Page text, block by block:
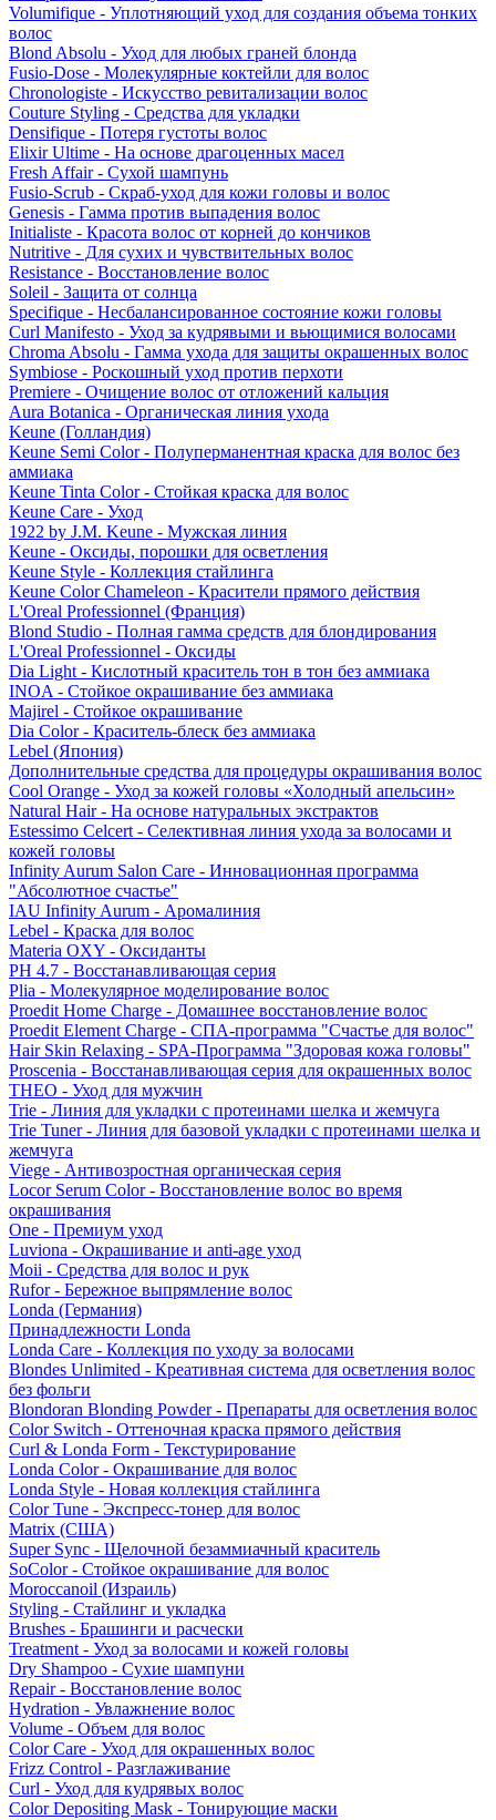
Volumifique - Уплотняющий уход для создания объема тонких
волос
Blond Absolu - Уход для любых граней блонда
Fusio-Dose - Молекулярные коктейли для волос
Chronologiste - Искусство ревитализации волос
Couture Styling - Средства для укладки
Densifique - Потеря густоты волос
Elixir Ultime - На основе драгоценных масел
Fresh Affair - Сухой шампунь
Fusio-Scrub - Скраб-уход для кожи головы и волос
Genesis - Гамма против выпадения волос
Initialiste - Красота волос от корней до кончиков
Nutritive - Для сухих и чувствительных волос
Resistance - Восстановление волос
Soleil - Защита от солнца
Specifique - Несбалансированное состояние кожи головы
Curl Manifesto - Уход за кудрявыми и вьющимися волосами
Chroma Absolu - Гамма ухода для защиты окрашенных волос
Symbiose - Роскошный уход против перхоти
Premiere - Очищение волос от отложений кальция
Aura Botanica - Органическая линия ухода
Keune (Голландия)
Keune Semi Color - Полуперманентная краска для волос без
аммиака
Keune Tinta Color - Стойкая краска для волос
Keune Care - Уход
1922 by J.M. Keune - Мужская линия
Keune - Оксиды, порошки для осветления
Keune Style - Коллекция стайлинга
Keune Color Chameleon - Красители прямого действия
L'Oreal Professionnel (Франция)
Blond Studio - Полная гамма средств для блондирования
L'Oreal Professionnel - Оксиды
Dia Light - Кислотный краситель тон в тон без аммиака
INOA - Стойкое окрашивание без аммиака
Majirel - Стойкое окрашивание
Dia Color - Краситель-блеск без аммиака
Lebel (Япония)
Дополнительные средства для процедуры окрашивания волос
Cool Orange - Уход за кожей головы «Холодный апельсин»
Natural Hair - На основе натуральных экстрактов
Estessimo Celcert - Селективная линия ухода за волосами и
кожей головы
Infinity Aurum Salon Care - Инновационная программа
"Абсолютное счастье"
IAU Infinity Aurum - Аромалиния
Lebel - Краска для волос
Materia OXY - Оксиданты
PH 4.7 - Восстанавливающая серия
Plia - Молекулярное моделирование волос
Proedit Home Charge - Домашнее восстановление волос
Proedit Element Charge - СПА-программа "Счастье для волос"
Hair Skin Relaxing - SPA-Программа "Здоровая кожа головы"
Proscenia - Восстанавливающая серия для окрашенных волос
THEO - Уход для мужчин
Trie - Линия для укладки с протеинами шелка и жемчуга
Trie Tuner - Линия для базовой укладки с протеинами шелка и
жемчуга
Viege - Антивозростная органическая серия
Locor Serum Color - Восстановление волос во время
окрашивания
One - Премиум уход
Luviona - Окрашивание и anti-age уход
Moii - Средства для волос и рук
Rufor - Бережное выпрямление волос
Londa (Германия)
Принадлежности Londa
Londa Care - Коллекция по уходу за волосами
Blondes Unlimited - Креативная система для осветления волос
без фольги
Blondoran Blonding Powder - Препараты для осветления волос
Color Switch - Оттеночная краска прямого действия
Curl & Londa Form - Текстурирование
Londa Color - Окрашивание для волос
Londa Style - Новая коллекция стайлинга
Color Tune - Экспресс-тонер для волос
Matrix (США)
Super Sync - Щелочной безаммиачный краситель
SoColor - Стойкое окрашивание для волос
Moroccanoil (Израиль)
Styling - Стайлинг и укладка
Brushes - Брашинги и расчески
Treatment - Уход за волосами и кожей головы
Dry Shampoo - Сухие шампуни
Repair - Восстановление волос
Hydration - Увлажнение волос
Volume - Объем для волос
Color Care - Уход для окрашенных волос
Frizz Control - Разглаживание
Curl - Уход для кудрявых волос
Color Depositing Mask - Тонирующие маски